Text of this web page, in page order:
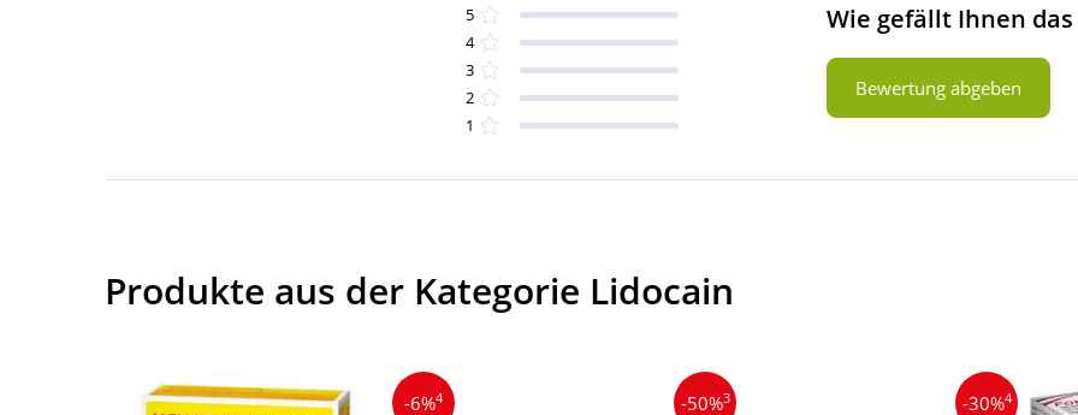
5
4
3
2
1
Wie gefällt Ihnen
Bewertung abgeben
Produkte aus der Kategorie Lidocain
-6%4 -50%3 -30%4